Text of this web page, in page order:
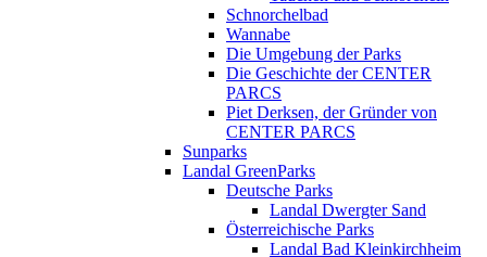
Schnorchelbad
Wannabe
Die Umgebung der Parks
Die Geschichte der CENTER
PARCS
Piet Derksen, der Gründer von
CENTER PARCS
Sunparks
Landal GreenParks
Deutsche Parks
Landal Dwergter Sand
Österreichische Parks
Landal Bad Kleinkirchheim